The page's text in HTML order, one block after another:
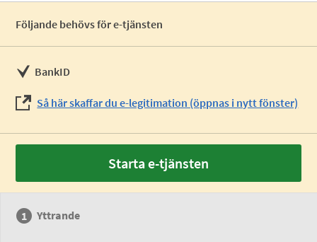
Följande behövs för e-tjänsten
BankID
Så här skaffar du e-legitimation (öppnas i nytt fönster)
Starta e-tjänsten
Yttrande